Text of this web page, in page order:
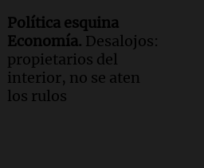
llega a Córdoba a
una obra que
masculinas
Política esquina
Economía. Desalojos:
propietarios del
interior, no se aten
los rulos